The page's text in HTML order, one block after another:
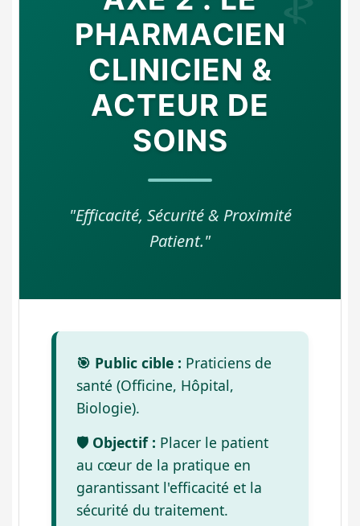
PHARMACIEN
CLINICIEN &
ACTEUR DE
SOINS
"Efficacité, Sécurité & Proximité
Patient."
🎯 Public cible : Praticiens de
santé (Officine, Hôpital,
Biologie).
🛡️ Objectif : Placer le patient
au cœur de la pratique en
garantissant l'efficacité et la
sécurité du traitement.